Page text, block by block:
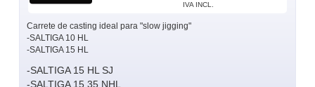
IVA INCL.
Carrete de casting ideal para "slow jigging"
-SALTIGA 10 HL
-SALTIGA 15 HL
-SALTIGA 15 HL SJ
-SALTIGA 15 35 NHL